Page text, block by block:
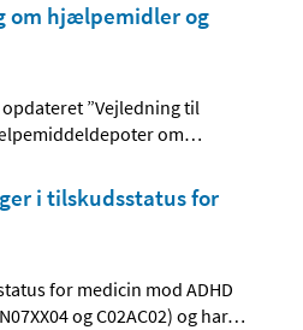
om hjælpemidler og
”Vejledning til
om…
i tilskudsstatus for
for medicin mod ADHD
og C02AC02) og har…